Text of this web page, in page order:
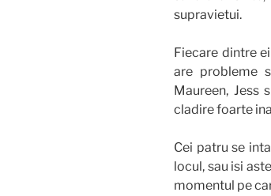
supravietui.
Fiecare dintre
are probleme
Maureen, Jess
cladire foarte
Cei patru se
locul, sau isi
momentul pe